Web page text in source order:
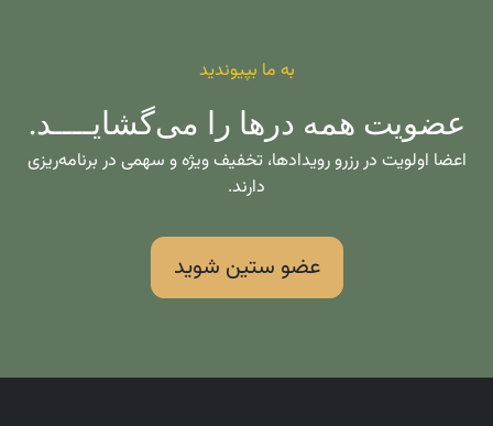
به ما بپیوندید
عضویت همه درها را می‌گشایــــد.
اعضا اولویت در رزرو رویدادها، تخفیف ویژه و سهمی در برنامه‌ریزی
دارند.
عضو ستین شوید